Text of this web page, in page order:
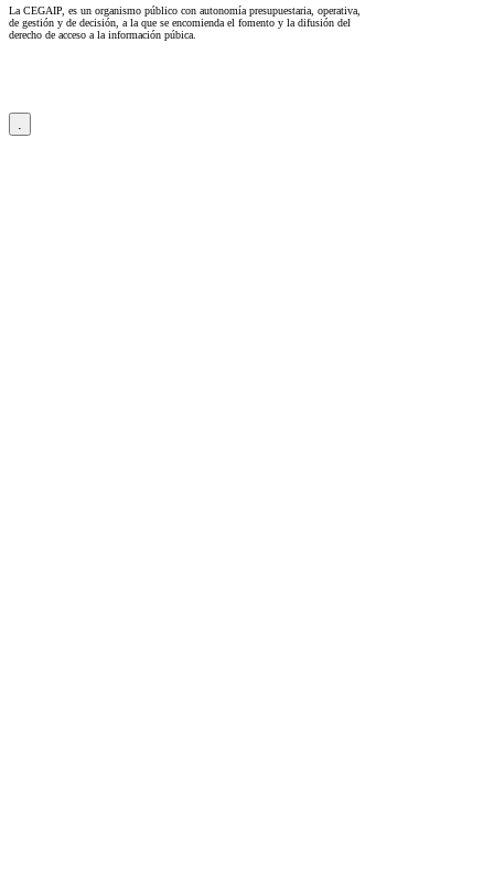
La CEGAIP, es un organismo público con autonomía presupuestaria, operativa,
de gestión y de decisión, a la que se encomienda el fomento y la difusión del
derecho de acceso a la información púbica.